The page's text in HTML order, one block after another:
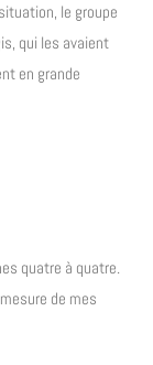
le groupe
qui les avaient
en grande
quatre à quatre.
de mes